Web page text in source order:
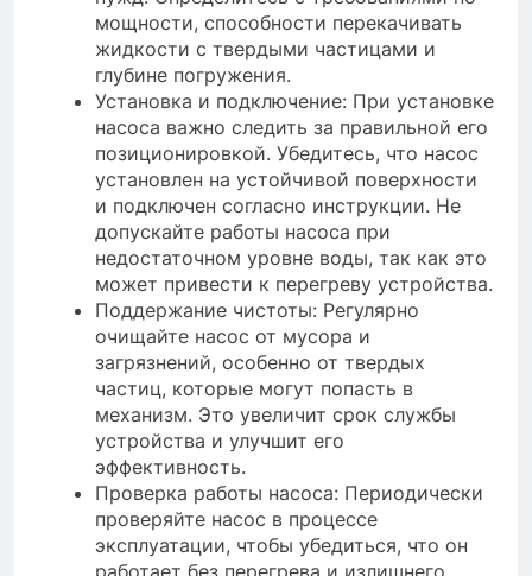
мощности, способности перекачивать
жидкости с твердыми частицами и
глубине погружения.
Установка и подключение: При установке
насоса важно следить за правильной его
позиционировкой. Убедитесь, что насос
установлен на устойчивой поверхности
и подключен согласно инструкции. Не
допускайте работы насоса при
недостаточном уровне воды, так как это
может привести к перегреву устройства.
Поддержание чистоты: Регулярно
очищайте насос от мусора и
загрязнений, особенно от твердых
частиц, которые могут попасть в
механизм. Это увеличит срок службы
устройства и улучшит его
эффективность.
Проверка работы насоса: Периодически
проверяйте насос в процессе
эксплуатации, чтобы убедиться, что он
работает без перегрева и излишнего